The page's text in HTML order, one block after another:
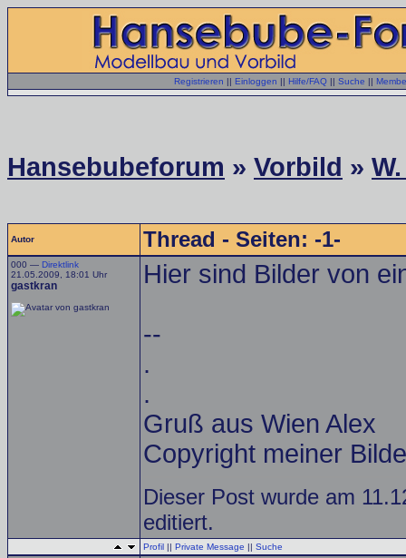
Registrieren || Einloggen || Hilfe/FAQ || Suche ||
Hansebubeforum » Vorbild »
Autor Thread - Seiten: -1-
000 — Direktlink
21.05.2009, 18:01 Uhr
gastkran Hier sind Bilder von
--
.
.
Gruß aus Wien Alex
Copyright meiner
Dieser Post wurde am
editiert.
Profil || Private Message || Suche